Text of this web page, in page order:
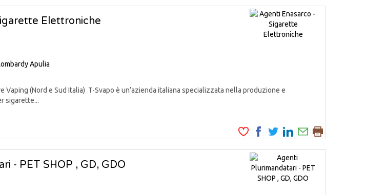
Elettroniche
Apulia
Vaping (Nord e Sud Italia) T-Svapo è un’azienda italiana specializzata nella produzione e
sigarette...
- PET SHOP , GD, GDO